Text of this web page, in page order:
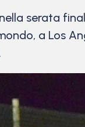
serata
a Los